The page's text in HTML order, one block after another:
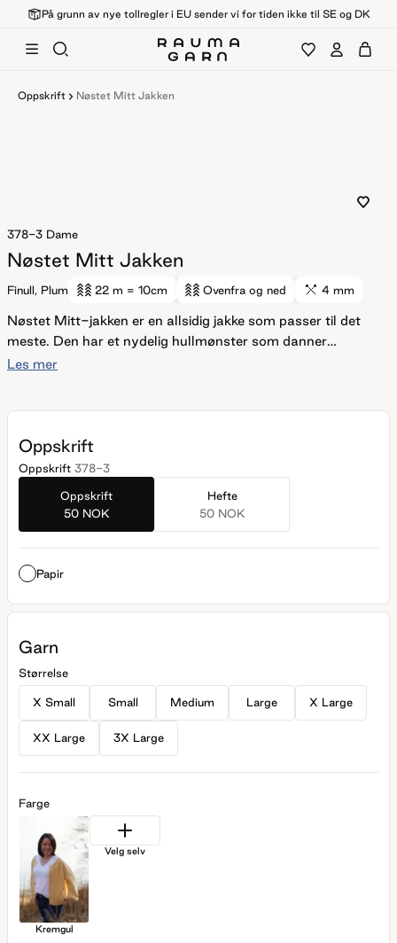
På grunn av nye tollregler i EU sender vi for tiden ikke til SE og DK
Oppskrift Nøstet Mitt Jakken
378-3 Dame
Nøstet Mitt Jakken
Finull, Plum 22 m = 10cm Ovenfra og ned 4 mm
Nøstet Mitt-jakken er en allsidig jakke som passer til det
meste. Den har et nydelig hullmønster som danner
raglanøkningene. Enkelt og vakkert! Jakken er designet av
mange garnkvaliteter som kan strikkes om hverandre.
Sammen har vi lekt oss med forskjellige kvaliteter og
kombinasjoner og strikket Nøstet Mitt-jakken i mange
varianter.
Les mer
Oppskrift
Oppskrift 378-3
Oppskrift
50 NOK
Hefte
50 NOK
Papir
Garn
Størrelse
X Small Small Medium Large X Large
XX Large 3X Large
Farge
Kremgul
Velg selv